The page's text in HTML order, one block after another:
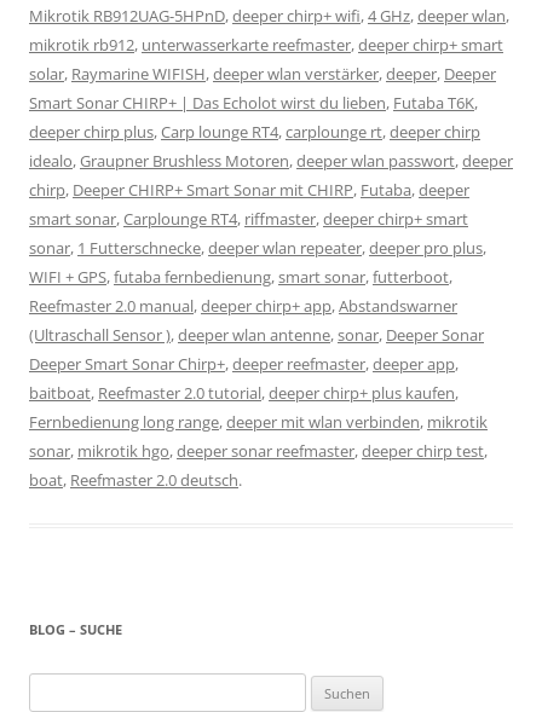
Mikrotik RB912UAG-5HPnD,deeper chirp+ wifi,4 GHz,deeper wlan,
mikrotik rb912, unterwasserkarte reefmaster,deeper chirp+ smart
solar, Raymarine WIFISH,deeper wlan verstärker,deeper, Deeper
Smart Sonar CHIRP+ | Das Echolot wirst du lieben, Futaba T6K,
deeper chirp plus,Carp lounge RT4,carplounge rt,deeper chirp
idealo,Graupner Brushless Motoren,deeper wlan passwort,deeper
chirp, Deeper CHIRP+ Smart Sonar mit CHIRP, Futaba,deeper
smart sonar,Carplounge RT4, riffmaster,deeper chirp+ smart
sonar, 1 Futterschnecke,deeper wlan repeater,deeper pro plus,
WIFI + GPS,futaba fernbedienung,smart sonar,futterboot,
Reefmaster 2.0 manual,deeper chirp+ app,Abstandswarner
(Ultraschall Sensor ),deeper wlan antenne,sonar, Deeper Sonar
Deeper Smart Sonar Chirp+,deeper reefmaster,deeper app,
baitboat, Reefmaster 2.0 tutorial,deeper chirp+ plus kaufen,
Fernbedienung long range,deeper mit wlan verbinden, mikrotik
sonar, mikrotik hgo,deeper sonar reefmaster,deeper chirp test,
boat, Reefmaster 2.0 deutsch.
BLOG – SUCHE